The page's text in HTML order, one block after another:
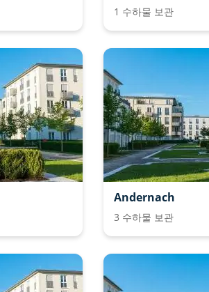
1 수하물 보관
Andernach
3 수하물 보관